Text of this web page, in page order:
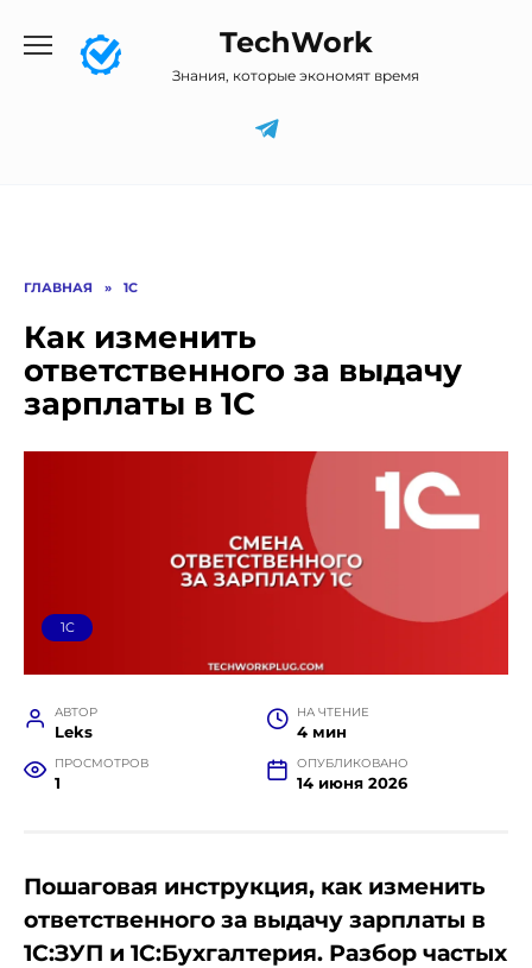
содержанию
TechWork
Знания, которые экономят время
ГЛАВНАЯ » 1C
Как изменить
ответственного за выдачу
зарплаты в 1С
1C
АВТОР
Leks
НА ЧТЕНИЕ
4 мин
ПРОСМОТРОВ
1
ОПУБЛИКОВАНО
14 июня 2026
Пошаговая инструкция, как изменить
ответственного за выдачу зарплаты в
1С:ЗУП и 1С:Бухгалтерия. Разбор частых